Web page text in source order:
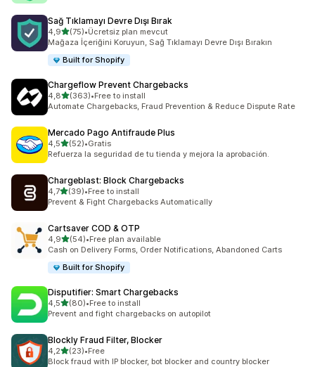
Sağ Tıklamayı Devre Dışı Bırak
4,95 yıldız üzerinden
(75)
toplam 75 değerlendirme
•Ücretsiz plan mevcut
Mağaza İçeriğini Koruyun, Sağ Tıklamayı Devre Dışı Bırakın
Built for Shopify
Chargeflow Prevent Chargebacks
4,85 yıldız üzerinden
(363)
toplam 363 değerlendirme
•Free to install
Automate Chargebacks, Fraud Prevention & Reduce Dispute Rate
Mercado Pago Antifraude Plus
4,55 yıldız üzerinden
(52)
toplam 52 değerlendirme
•Gratis
Refuerza la seguridad de tu tienda y mejora la aprobación.
Chargeblast: Block Chargebacks
4,75 yıldız üzerinden
(39)
toplam 39 değerlendirme
•Free to install
Prevent & Fight Chargebacks Automatically
Cartsaver COD & OTP
4,95 yıldız üzerinden
(54)
toplam 54 değerlendirme
•Free plan available
Cash on Delivery Forms, Order Notifications, Abandoned Carts
Built for Shopify
Disputifier: Smart Chargebacks
4,55 yıldız üzerinden
(80)
toplam 80 değerlendirme
•Free to install
Prevent and fight chargebacks on autopilot
Blockly Fraud Filter, Blocker
4,25 yıldız üzerinden
(23)
toplam 23 değerlendirme
•Free
Block fraud with IP blocker, bot blocker and country blocker